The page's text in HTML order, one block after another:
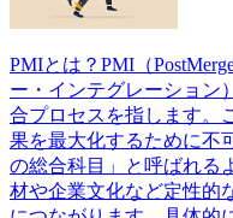
PMIとは？PMI（
ー・インテグレーション
合プロセスを指します。
果を最大化するために不
の総合科目」と呼ばれる
材や企業文化など定性的